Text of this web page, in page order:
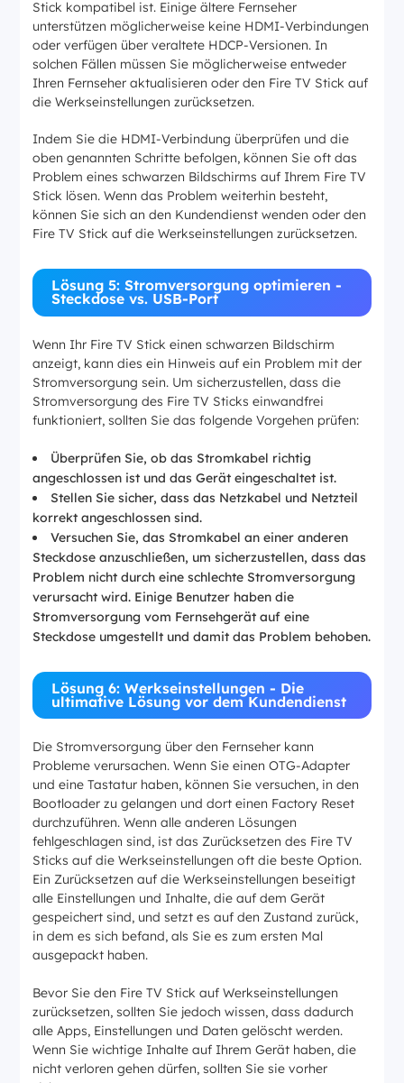
Stick kompatibel ist. Einige ältere Fernseher
unterstützen möglicherweise keine HDMI-Verbindungen
oder verfügen über veraltete HDCP-Versionen. In
solchen Fällen müssen Sie möglicherweise entweder
Ihren Fernseher aktualisieren oder den Fire TV Stick auf
die Werkseinstellungen zurücksetzen.
Indem Sie die HDMI-Verbindung überprüfen und die
oben genannten Schritte befolgen, können Sie oft das
Problem eines schwarzen Bildschirms auf Ihrem Fire TV
Stick lösen. Wenn das Problem weiterhin besteht,
können Sie sich an den Kundendienst wenden oder den
Fire TV Stick auf die Werkseinstellungen zurücksetzen.
Lösung 5: Stromversorgung optimieren -
Steckdose vs. USB-Port
Wenn Ihr Fire TV Stick einen schwarzen Bildschirm
anzeigt, kann dies ein Hinweis auf ein Problem mit der
Stromversorgung sein. Um sicherzustellen, dass die
Stromversorgung des Fire TV Sticks einwandfrei
funktioniert, sollten Sie das folgende Vorgehen prüfen:
Überprüfen Sie, ob das Stromkabel richtig
angeschlossen ist und das Gerät eingeschaltet ist.
Stellen Sie sicher, dass das Netzkabel und Netzteil
korrekt angeschlossen sind.
Versuchen Sie, das Stromkabel an einer anderen
Steckdose anzuschließen, um sicherzustellen, dass das
Problem nicht durch eine schlechte Stromversorgung
verursacht wird. Einige Benutzer haben die
Stromversorgung vom Fernsehgerät auf eine
Steckdose umgestellt und damit das Problem behoben.
Lösung 6: Werkseinstellungen - Die
ultimative Lösung vor dem Kundendienst
Die Stromversorgung über den Fernseher kann
Probleme verursachen. Wenn Sie einen OTG-Adapter
und eine Tastatur haben, können Sie versuchen, in den
Bootloader zu gelangen und dort einen Factory Reset
durchzuführen. Wenn alle anderen Lösungen
fehlgeschlagen sind, ist das Zurücksetzen des Fire TV
Sticks auf die Werkseinstellungen oft die beste Option.
Ein Zurücksetzen auf die Werkseinstellungen beseitigt
alle Einstellungen und Inhalte, die auf dem Gerät
gespeichert sind, und setzt es auf den Zustand zurück,
in dem es sich befand, als Sie es zum ersten Mal
ausgepackt haben.
Bevor Sie den Fire TV Stick auf Werkseinstellungen
zurücksetzen, sollten Sie jedoch wissen, dass dadurch
alle Apps, Einstellungen und Daten gelöscht werden.
Wenn Sie wichtige Inhalte auf Ihrem Gerät haben, die
nicht verloren gehen dürfen, sollten Sie sie vorher